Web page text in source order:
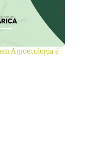
Agroecologia é